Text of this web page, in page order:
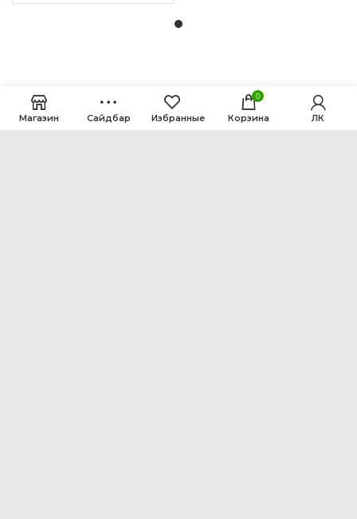
Магазин Сайдбар Избранные
0
Корзина ЛК